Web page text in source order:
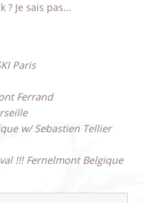
Je sais pas...
Paris
Ferrand
w/ Sebastien Tellier
!!! Fernelmont Belgique